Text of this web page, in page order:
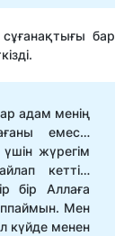
бар
адам менің
емес…
жүрегім
кетті…
бір Аллаға
Мен
күйде менен